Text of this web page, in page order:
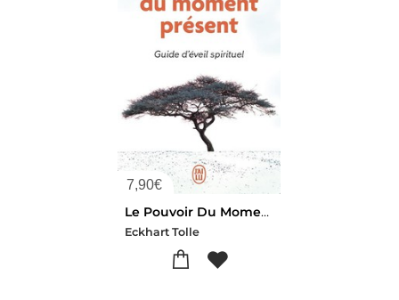
7,90€
Le Pouvoir Du Moment Present : Guide D'eveil Spirituel
Eckhart Tolle